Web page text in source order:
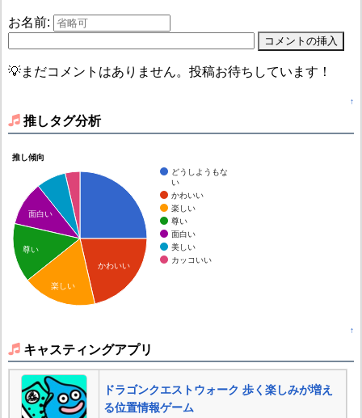
お名前:
💡まだコメントはありません。投稿お待ちしています！
↑
推しタグ分析
推し傾向
どうしようもな
い
かわいい
楽しい
尊い
面白い
美しい
カッコいい
かわいい
面白い
尊い
楽しい
↑
キャスティングアプリ
ドラゴンクエストウォーク 歩く楽しみが増え
る位置情報ゲーム